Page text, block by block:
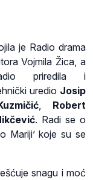
je Radio drama
Vojmila Žica, a
priredila i
uredio Josip
, Robert
. Radi se o
Mariji’ koje su se
snagu i moć